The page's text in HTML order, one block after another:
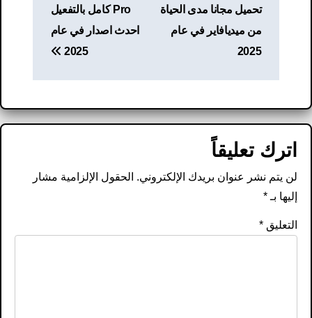
تحميل مجانا مدى الحياة
من ميديافاير في عام
2025
Pro كامل بالتفعيل
احدث اصدار في عام
2025
اترك تعليقاً
لن يتم نشر عنوان بريدك الإلكتروني. الحقول الإلزامية مشار
إليها بـ*
التعليق*